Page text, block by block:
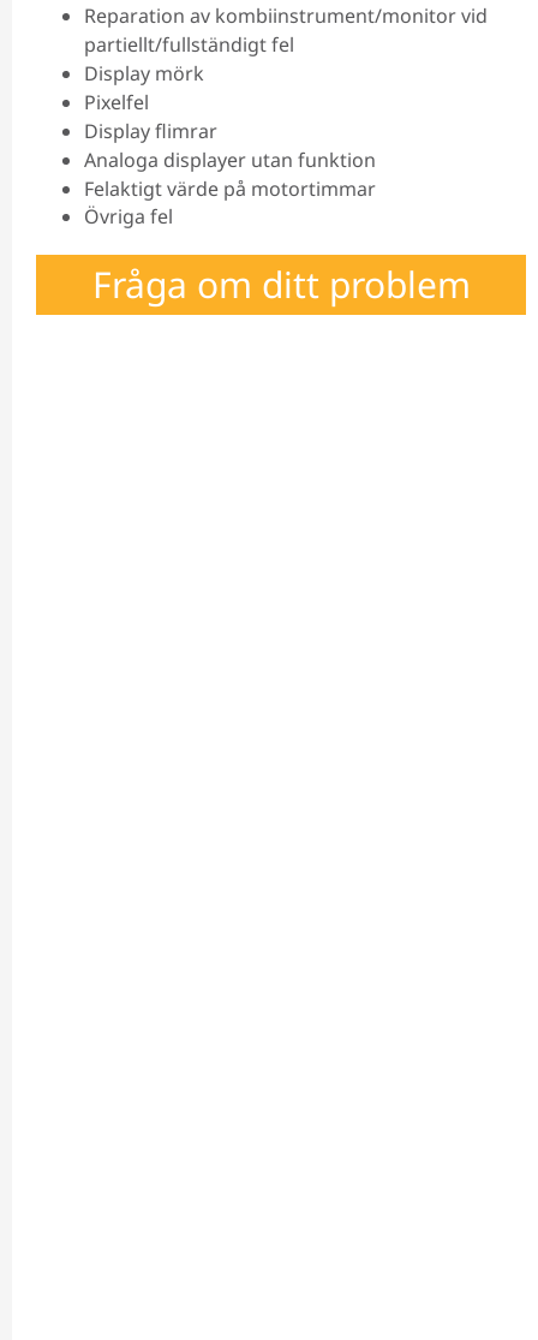
Reparation av kombiinstrument/monitor vid
partiellt/fullständigt fel
Display mörk
Pixelfel
Display flimrar
Analoga displayer utan funktion
Felaktigt värde på motortimmar
Övriga fel
Fråga om ditt problem